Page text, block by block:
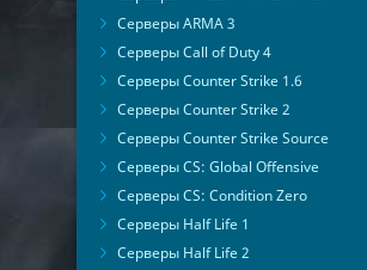
Серверы ARMA 3
Серверы Call of Duty 4
Серверы Counter Strike 1.6
Серверы Counter Strike 2
Серверы Counter Strike Source
Серверы CS: Global Offensive
Серверы CS: Condition Zero
Серверы Half Life 1
Серверы Half Life 2